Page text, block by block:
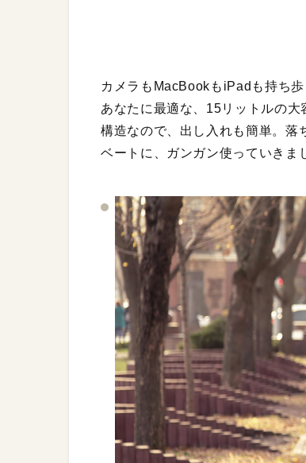
カメラもMacBookもiPadも持ち
あなたに最適な、15リットルの
構造なので、出し入れも簡単。落
ベートに、ガンガン使っていきま